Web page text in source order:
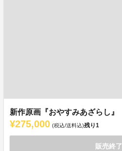
新作原画『おやすみあざらし』
¥275,000 (税込/送料込)残り1
販売終了